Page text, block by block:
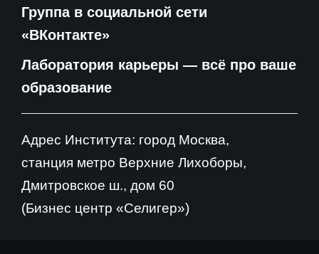
Группа в социальной сети
«ВКонтакте»
Лаборатория карьеры — всё про ваше
образование
Адрес Института: город Москва,
станция метро Верхние Лихоборы,
Дмитровское ш., дом 60
(Бизнес центр «Селигер»)